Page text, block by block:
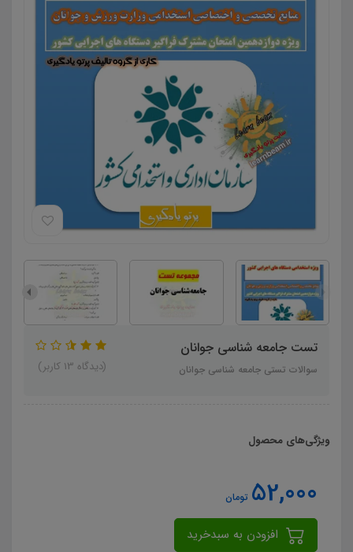
تست جامعه شناسی جوانان
سوالات تستی جامعه شناسی جوانان (دیدگاه 13 کاربر)
ویژگی‌های محصول
52,000 تومان